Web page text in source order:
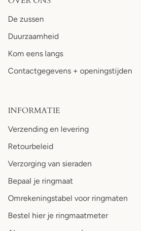
De zussen
Duurzaamheid
Kom eens langs
Contactgegevens + openingstijden
INFORMATIE
Verzending en levering
Retourbeleid
Verzorging van sieraden
Bepaal je ringmaat
Omrekeningstabel voor ringmaten
Bestel hier je ringmaatmeter